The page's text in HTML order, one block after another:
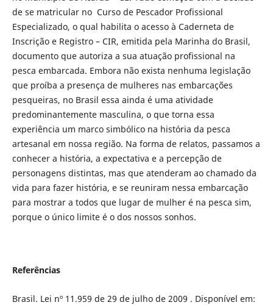
de se matricular no Curso de Pescador Profissional
Especializado, o qual habilita o acesso à Caderneta de
Inscrição e Registro – CIR, emitida pela Marinha do Brasil,
documento que autoriza a sua atuação profissional na
pesca embarcada. Embora não exista nenhuma legislação
que proíba a presença de mulheres nas embarcações
pesqueiras, no Brasil essa ainda é uma atividade
predominantemente masculina, o que torna essa
experiência um marco simbólico na história da pesca
artesanal em nossa região. Na forma de relatos, passamos a
conhecer a história, a expectativa e a percepção de
personagens distintas, mas que atenderam ao chamado da
vida para fazer história, e se reuniram nessa embarcação
para mostrar a todos que lugar de mulher é na pesca sim,
porque o único limite é o dos nossos sonhos.
Referências
Brasil. Lei nº 11.959 de 29 de julho de 2009 . Disponível em: